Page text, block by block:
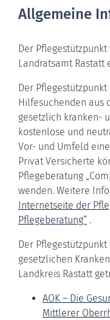
Allgemeine
Der Pflegestützpunkt
Landratsamt Rastatt
Der
Hilfesuchenden aus
gesetzlich kranken-
kostenlose und
Vor- und Umfeld
Privat Versicherte
Pflegeberatung
wenden. Weitere
Internetseite der
Pflegeberatung“ .
Der
gesetzlichen
Landkreis Rastatt
AOK – Die
Mittlerer